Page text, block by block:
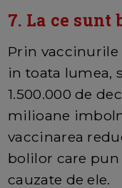
7. La ce sunt
Prin
in toata lumea,
1.500.000 de
milioane
vaccinarea
bolilor care pun
cauzate de ele.